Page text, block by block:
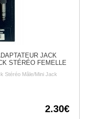
JACK
STÉRÉO FEMELLE
Stéréo Mâle/Mini Jack
2.30